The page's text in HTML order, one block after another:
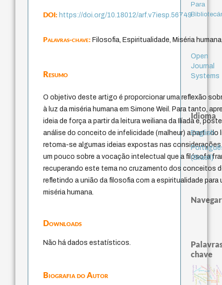
DOI:https://doi.org/10.18012/arf.v7iesp.56749
Palavras-chave:Filosofia, Espiritualidade, Miséria
Resumo
O objetivo deste artigo é proporcionar uma reflexão
à luz da miséria humana em Simone Weil. Para tanto,
ideia de força a partir da leitura weiliana da Ilíada e,
análise do conceito de infelicidade (malheur) a partir do
retoma-se algumas ideias expostas nas
um pouco sobre a vocação intelectual que a filósofa
recuperando este tema no cruzamento dos conceitos
refletindo a união da filosofia com a espiritualidade para
miséria humana.
Downloads
Não há dados estatísticos.
Biografia do Autor
Para
Open
Journal
Systems
Idioma
English
(Brasil)
Navegar
chave
fundamentalismo
jacobi
protágorasexperiência temporalmetafísica do tempo
género
idade
intolerância
history of philosophyfilosofia brasileira
j.c.m. neto
palavra
perdón
leyes
violencia
guayaquil
logos direito
pedagogia
lei
desejo
bataille
mind
animais